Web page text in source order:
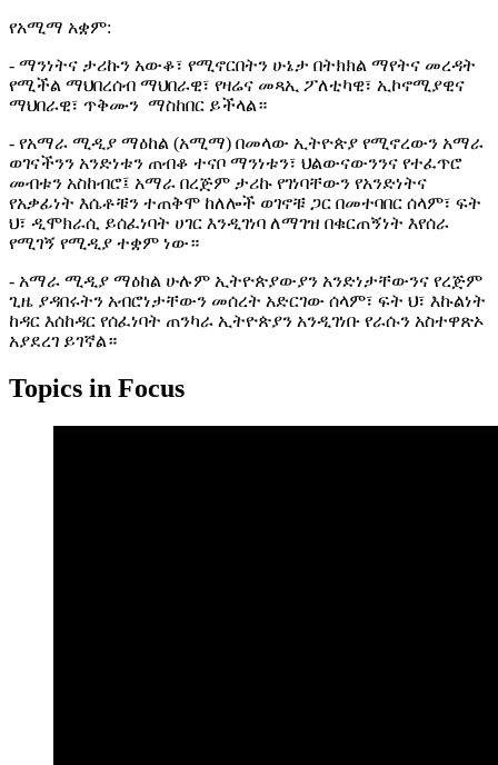
የአሚማ አቋም:
- ማንነትና ታሪኩን አውቆ፣ የሚኖርበትን ሁኔታ በትክክል ማየትና መረዳት
የሚችል ማህበረሰብ ማህበራዊ፣ የዛሬና መጻኢ ፖለቲካዊ፣ ኢኮኖሚያዊና
ማህበራዊ፣ ጥቅሙን ማስከበር ይችላል።
- የአማራ ሚዲያ ማዕከል (አሚማ) በመላው ኢትዮጵያ የሚኖረውን አማራ
ወገናችንን አንድነቱን ጠብቆ ተናቦ ማንነቱን፣ ህልውናውንንና የተፈጥሮ
መብቱን አስከብሮ፤ አማራ በረጅም ታሪኩ የገነባቸውን የአንድነትና
የአቃፊነት እሴቶቹን ተጠቅሞ ከለሎች ወገኖቹ ጋር በመተባበር ሰላም፣ ፍት
ህ፣ ዲሞክራሲ ይሰፈነባት ሀገር እንዲገነባ ለማገዝ በቁርጠኝነት እየሰራ
የሚገኝ የሚዲያ ተቋም ነው።
- አማራ ሚዲያ ማዕከል ሁሉም ኢትዮጵያውያን አንድነታቸውንና የረጅም
ጊዜ ያዳበሩትን አብሮነታቸውን መሰረት አድርገው ሰላም፣ ፍት ህ፣ እኩልነት
ከዳር እሰከዳር የሰፈነባት ጠንካራ ኢትዮጵያን አንዲገነቡ የራሱን አስተዋጽኦ
አያደረገ ይገኛል።
Topics in Focus